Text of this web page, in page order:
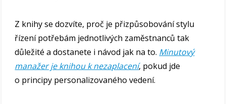
Z knihy se dozvíte, proč je přizpůsobování stylu
řízení potřebám jednotlivých zaměstnanců tak
důležité a dostanete i návod jak na to. Minutový
manažer je knihou k nezaplacení, pokud jde
o principy personalizovaného vedení.